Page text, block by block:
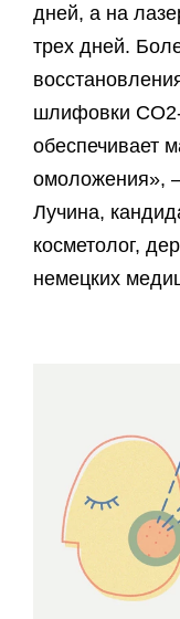
дней, а на
трех дней.
шлифовки
обеспечивает
омоложения»,
Лучина,
косметолог,
немецких